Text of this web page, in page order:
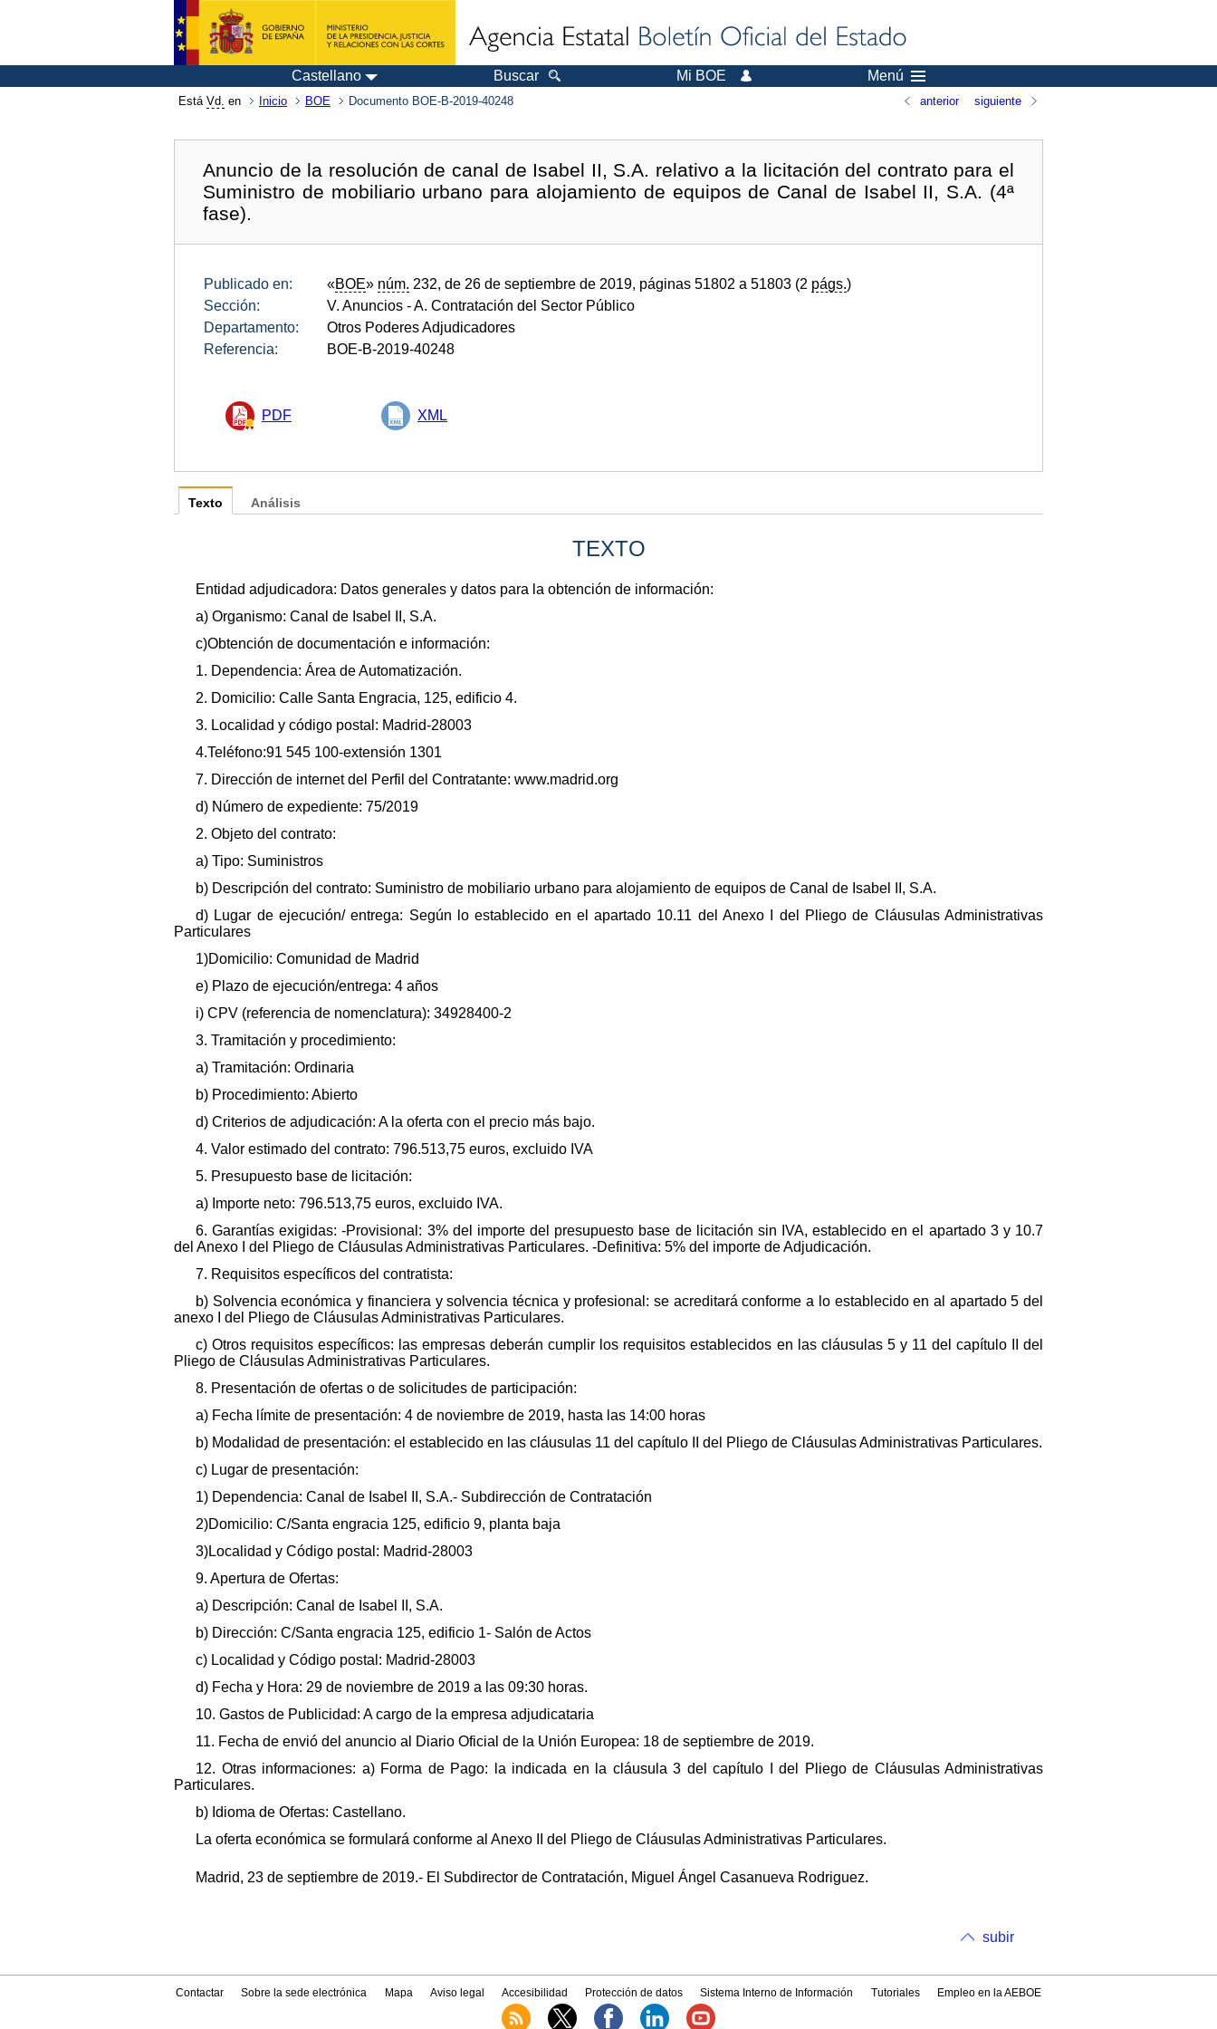
Castellano Buscar Mi BOE Menú
Está Vd. en Inicio BOE Documento BOE-B-2019-40248 anterior siguiente
Anuncio de la resolución de canal de Isabel II, S.A. relativo a la licitación del contrato para el
Suministro de mobiliario urbano para alojamiento de equipos de Canal de Isabel II, S.A. (4ª
fase).
Publicado en: «BOE» núm. 232, de 26 de septiembre de 2019, páginas 51802 a 51803 (2 págs.)
Sección:
V. Anuncios - A. Contratación del Sector Público
Departamento:
Otros Poderes Adjudicadores
Referencia:
BOE-B-2019-40248
PDF XML
Texto
TEXTO
Entidad adjudicadora: Datos generales y datos para la obtención de información:
a) Organismo: Canal de Isabel II, S.A.
c)Obtención de documentación e información:
1. Dependencia: Área de Automatización.
2. Domicilio: Calle Santa Engracia, 125, edificio 4.
3. Localidad y código postal: Madrid-28003
4.Teléfono:91 545 100-extensión 1301
7. Dirección de internet del Perfil del Contratante: www.madrid.org
d) Número de expediente: 75/2019
2. Objeto del contrato:
a) Tipo: Suministros
b) Descripción del contrato: Suministro de mobiliario urbano para alojamiento de equipos de Canal de Isabel II, S.A.
d) Lugar de ejecución/ entrega: Según lo establecido en el apartado 10.11 del Anexo I del Pliego de Cláusulas Administrativas
Particulares
1)Domicilio: Comunidad de Madrid
e) Plazo de ejecución/entrega: 4 años
i) CPV (referencia de nomenclatura): 34928400-2
3. Tramitación y procedimiento:
a) Tramitación: Ordinaria
b) Procedimiento: Abierto
d) Criterios de adjudicación: A la oferta con el precio más bajo.
4. Valor estimado del contrato: 796.513,75 euros, excluido IVA
5. Presupuesto base de licitación:
a) Importe neto: 796.513,75 euros, excluido IVA.
6. Garantías exigidas: -Provisional: 3% del importe del presupuesto base de licitación sin IVA, establecido en el apartado 3 y 10.7
del Anexo I del Pliego de Cláusulas Administrativas Particulares. -Definitiva: 5% del importe de Adjudicación.
7. Requisitos específicos del contratista:
b) Solvencia económica y financiera y solvencia técnica y profesional: se acreditará conforme a lo establecido en al apartado 5 del
anexo I del Pliego de Cláusulas Administrativas Particulares.
c) Otros requisitos específicos: las empresas deberán cumplir los requisitos establecidos en las cláusulas 5 y 11 del capítulo II del
Pliego de Cláusulas Administrativas Particulares.
8. Presentación de ofertas o de solicitudes de participación:
a) Fecha límite de presentación: 4 de noviembre de 2019, hasta las 14:00 horas
b) Modalidad de presentación: el establecido en las cláusulas 11 del capítulo II del Pliego de Cláusulas Administrativas Particulares.
c) Lugar de presentación:
1) Dependencia: Canal de Isabel II, S.A.- Subdirección de Contratación
2)Domicilio: C/Santa engracia 125, edificio 9, planta baja
3)Localidad y Código postal: Madrid-28003
9. Apertura de Ofertas:
a) Descripción: Canal de Isabel II, S.A.
b) Dirección: C/Santa engracia 125, edificio 1- Salón de Actos
c) Localidad y Código postal: Madrid-28003
d) Fecha y Hora: 29 de noviembre de 2019 a las 09:30 horas.
10. Gastos de Publicidad: A cargo de la empresa adjudicataria
11. Fecha de envió del anuncio al Diario Oficial de la Unión Europea: 18 de septiembre de 2019.
12. Otras informaciones: a) Forma de Pago: la indicada en la cláusula 3 del capítulo I del Pliego de Cláusulas Administrativas
Particulares.
b) Idioma de Ofertas: Castellano.
La oferta económica se formulará conforme al Anexo II del Pliego de Cláusulas Administrativas Particulares.
Madrid, 23 de septiembre de 2019.- El Subdirector de Contratación, Miguel Ángel Casanueva Rodriguez.
Análisis
subir
Contactar Sobre la sede electrónica Mapa Aviso legal Accesibilidad Protección de datos Sistema Interno de Información Tutoriales Empleo en la AEBOE